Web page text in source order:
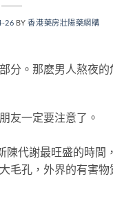
26 BY香港藥房壯陽藥網購
分。那麽男人熬夜的
友一定要注意了。
代謝最旺盛的時間
毛孔，外界的有害